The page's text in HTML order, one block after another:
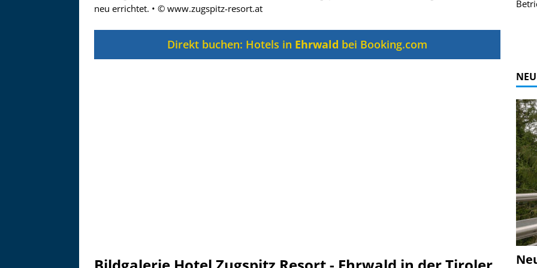
neu errichtet. • © www.zugspitz-resort.at
Direkt buchen: Hotels in Ehrwald bei Booking.com
Bilder des Coasters ansehen.
Zur Bildgalerie